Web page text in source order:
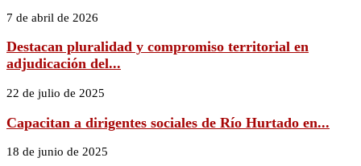
7 de abril de 2026
Destacan pluralidad y compromiso territorial en
adjudicación del...
22 de julio de 2025
Capacitan a dirigentes sociales de Río Hurtado en...
18 de junio de 2025